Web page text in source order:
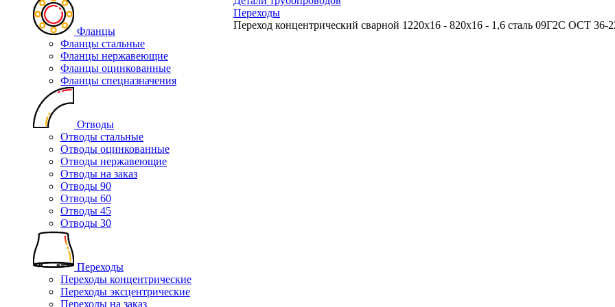
Фланцы
Фланцы стальные
Фланцы нержавеющие
Фланцы оцинкованные
Фланцы спецназначения
Отводы
Отводы стальные
Отводы оцинкованные
Отводы нержавеющие
Отводы на заказ
Отводы 90
Отводы 60
Отводы 45
Отводы 30
Переходы
Переходы концентрические
Переходы эксцентрические
Переходы на заказ
Переходы
Переход концентрический сварной 1220х16 - 820х16 - 1,6 сталь 09Г2С ОСТ 36-